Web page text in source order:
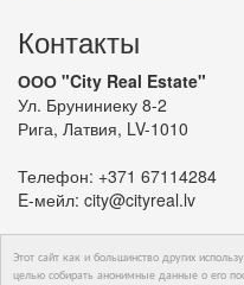
Этот сайт как и большинство других
целью собирать анонимные данные о его
Контакты
ООО "City Real Estate"
Ул. Бруниниеку 8-2
Рига, Латвия, LV-1010
Телефон: +371 67114284
E-мейл: city@cityreal.lv